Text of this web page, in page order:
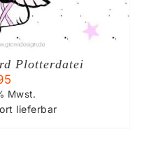
Plotterdatei
Mwst.
lieferbar